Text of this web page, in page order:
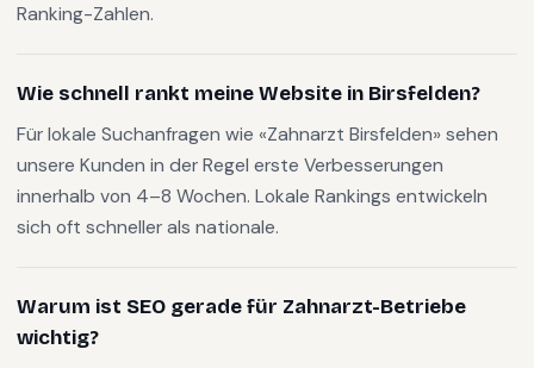
Ranking-Zahlen.
Wie schnell rankt meine Website in Birsfelden?
Für lokale Suchanfragen wie «Zahnarzt Birsfelden» sehen
unsere Kunden in der Regel erste Verbesserungen
innerhalb von 4–8 Wochen. Lokale Rankings entwickeln
sich oft schneller als nationale.
Warum ist SEO gerade für Zahnarzt-Betriebe
wichtig?